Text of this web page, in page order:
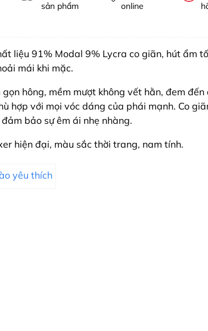
sản phẩm
online
liệu 91% Modal 9% Lycra co giãn, hút ẩm
mái khi mặc.
hông, mềm mượt không vết hằn, đem đến
hợp với mọi vóc dáng của phái mạnh. Co
bảo sự êm ái nhẹ nhàng.
hiện đại, màu sắc thời trang, nam tính.
yêu thích